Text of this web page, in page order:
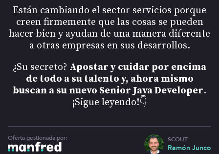
Están cambiando el sector servicios porque
creen firmemente que las cosas se pueden
hacer bien y ayudan de una manera diferente
a otras empresas en sus desarrollos.
¿Su secreto? Apostar y cuidar por encima
de todo a su talento y, ahora mismo
buscan a su nuevo Senior Java Developer.
¡Sigue leyendo!👇
Oferta gestionada por: SCOUT
Ramón Junco